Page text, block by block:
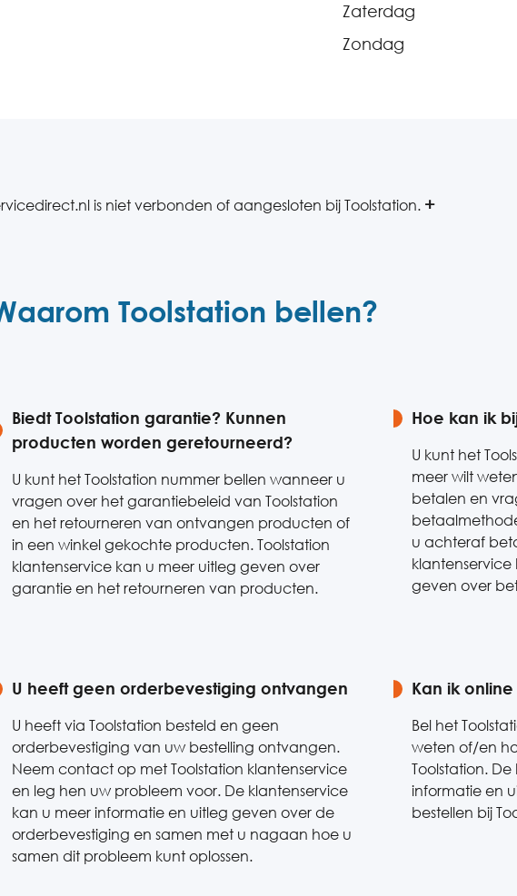
Zaterdag
Zondag
is niet verbonden of aangesloten bij Toolstation.
Toolstation bellen?
Biedt Toolstation garantie? Kunnen
producten worden geretourneerd?
U kunt het Toolstation nummer bellen wanneer u
vragen over het garantiebeleid van Toolstation
en het retourneren van ontvangen producten of
in een winkel gekochte producten. Toolstation
klantenservice kan u meer uitleg geven over
garantie en het retourneren van producten.
Hoe kan ik
U kunt het
meer wilt
betalen en
u achteraf
geven over
U heeft geen orderbevestiging ontvangen
U heeft via Toolstation besteld en geen
orderbevestiging van uw bestelling ontvangen.
Neem contact op met Toolstation klantenservice
en leg hen uw probleem voor. De klantenservice
kan u meer informatie en uitleg geven over de
orderbevestiging en samen met u nagaan hoe u
samen dit probleem kunt oplossen.
Kan ik
Bel het
weten of/en
Toolstation.
informatie en
bestellen bij